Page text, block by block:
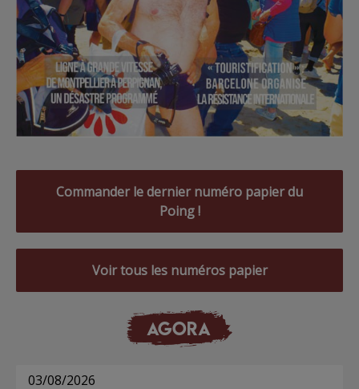
Commander le dernier numéro papier du
Poing !
Voir tous les numéros papier
AGORA
03/08/2026